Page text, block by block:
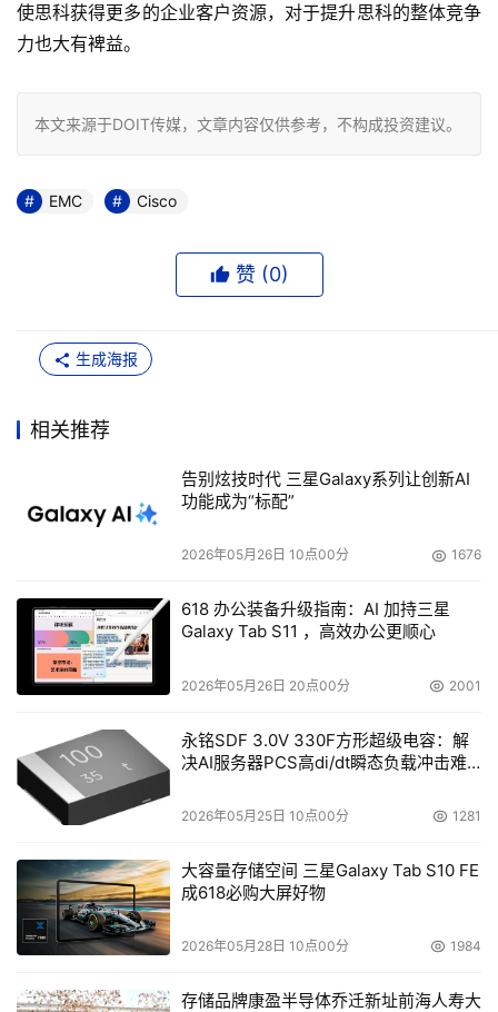
使思科获得更多的企业客户资源，对于提升思科的整体竞争
力也大有裨益。
本文来源于DOIT传媒，文章内容仅供参考，不构成投资建议。
EMC Cisco
赞 (0)
生成海报
相关推荐
告别炫技时代 三星Galaxy系列让创新AI
功能成为“标配”
2026年05月26日 10点00分 1676
618 办公装备升级指南：AI 加持三星
Galaxy Tab S11 ，高效办公更顺心
2026年05月26日 20点00分 2001
永铭SDF 3.0V 330F方形超级电容：解
决AI服务器PCS高di/dt瞬态负载冲击难
2026年05月25日 10点00分 1281
大容量存储空间 三星Galaxy Tab S10 FE
成618必购大屏好物
2026年05月28日 10点00分 1984
存储品牌康盈半导体乔迁新址前海人寿大